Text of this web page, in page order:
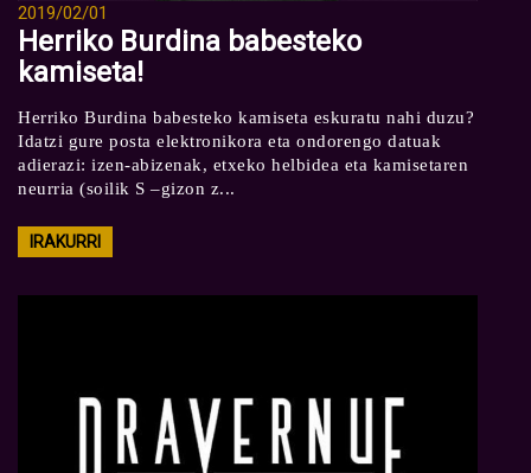
2019/02/01
Herriko Burdina babesteko
kamiseta!
Herriko Burdina babesteko kamiseta eskuratu nahi duzu?
Idatzi gure posta elektronikora eta ondorengo datuak
adierazi: izen-abizenak, etxeko helbidea eta kamisetaren
neurria (soilik S –gizon z...
IRAKURRI